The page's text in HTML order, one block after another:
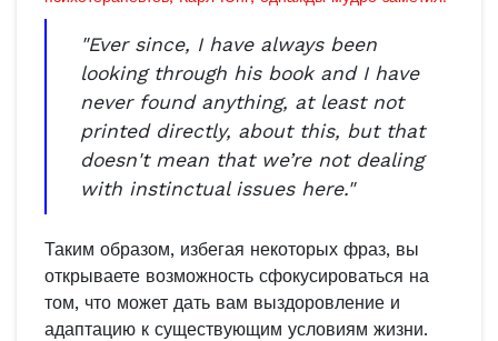
"Ever since, I have always been
looking through his book and I have
never found anything, at least not
printed directly, about this, but that
doesn't mean that we’re not dealing
with instinctual issues here."
Таким образом, избегая некоторых фраз, вы
открываете возможность сфокусироваться на
том, что может дать вам выздоровление и
адаптацию к существующим условиям жизни.